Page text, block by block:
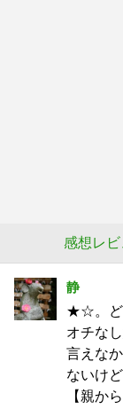
感想レビ
静
★☆。ど
オチな
言えな
ないけ
【親から